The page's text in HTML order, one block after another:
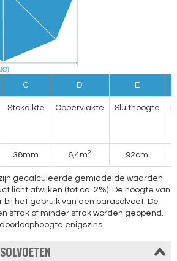
C D E
Stokdikte Oppervlakte Sluithoogte
38mm 6,4m2 92cm
gecalculeerde gemiddelde waarden
licht afwijken (tot ca. 2%). De hoogte van
het gebruik van een parasolvoet. De
strak of minder strak worden geopend.
enigszins.